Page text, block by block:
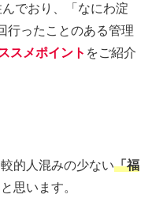
でおり、「なにわ淀
行ったことのある管理
スメポイント をご紹介
的人混みの少ない「福
思います。